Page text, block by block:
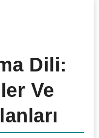
Dili:
Ve